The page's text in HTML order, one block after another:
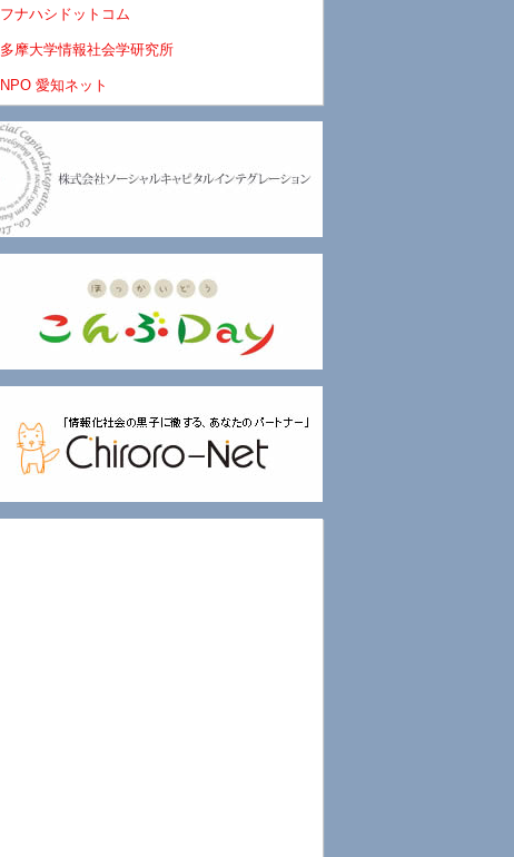
フナハシドットコム
多摩大学情報社会学研究所
NPO 愛知ネット